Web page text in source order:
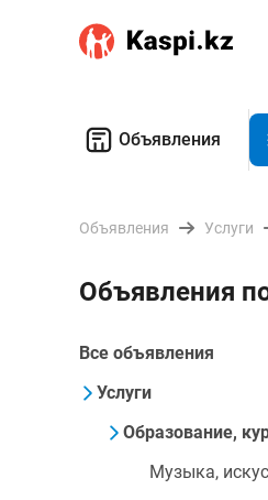
Объявления
Объявления Услуги
Объявления
Все объявления
Услуги
Образование,
Музыка,